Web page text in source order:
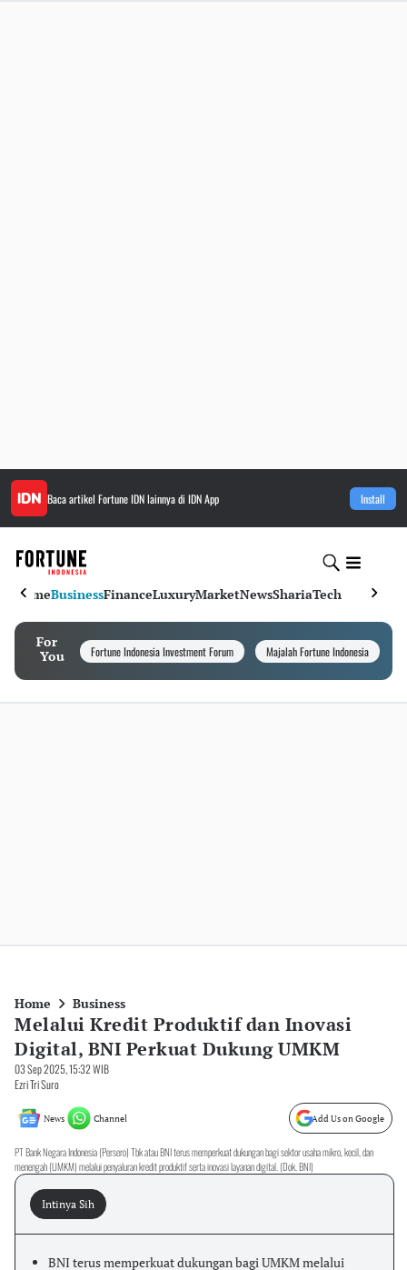
Baca artikel Fortune IDNlainnya di IDN App Install
HomeBusinessFinanceLuxuryMarketNewsShariaTech
For
You
Fortune Indonesia Investment Forum Majalah Fortune Indonesia
Home Business
Melalui Kredit Produktif dan Inovasi
Digital, BNI Perkuat Dukung UMKM
03 Sep 2025, 15:32 WIB
Ezri Tri Suro
News Channel Add Us on Google
PT Bank Negara Indonesia (Persero) Tbk atau BNI terus memperkuat dukungan bagi sektor usaha mikro, kecil, dan
menengah (UMKM) melalui penyaluran kredit produktif serta inovasi layanan digital. (Dok. BNI)
Intinya Sih
BNI terus memperkuat dukungan bagi UMKM melalui